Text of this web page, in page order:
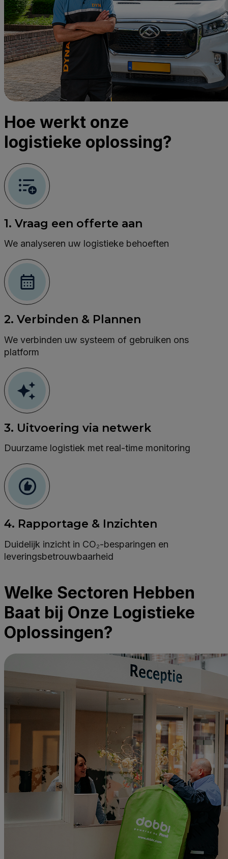
Hoe werkt onze
logistieke oplossing?
1. Vraag een offerte aan
We analyseren uw logistieke behoeften
2. Verbinden & Plannen
We verbinden uw systeem of gebruiken ons
platform
3. Uitvoering via netwerk
Duurzame logistiek met real-time monitoring
4. Rapportage & Inzichten
Duidelijk inzicht in CO₂-besparingen en
leveringsbetrouwbaarheid
Welke Sectoren Hebben
Baat bij Onze Logistieke
Oplossingen?